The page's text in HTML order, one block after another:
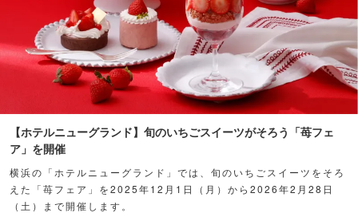
【ホテルニューグランド】旬のいちごスイーツがそろう「苺フェ
ア」を開催
横浜の「ホテルニューグランド」では、旬のいちごスイーツをそろ
えた「苺フェア」を2025年12月1日（月）から2026年2月28日
（土）まで開催します。